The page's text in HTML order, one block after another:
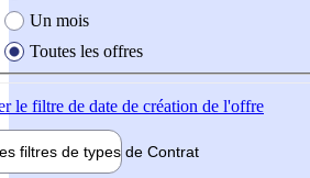
Un mois
Toutes les offres
le filtre de date de création de l'offre
filtres de types de Contrat